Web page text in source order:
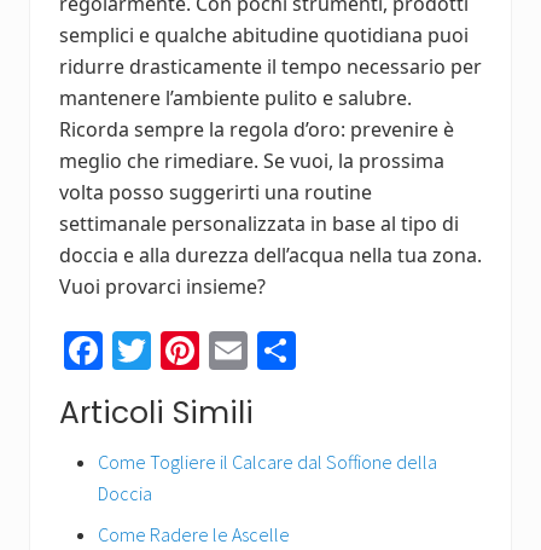
semplici e qualche abitudine quotidiana puoi
ridurre drasticamente il tempo necessario per
mantenere l’ambiente pulito e salubre.
Ricorda sempre la regola d’oro: prevenire è
meglio che rimediare. Se vuoi, la prossima
volta posso suggerirti una routine
settimanale personalizzata in base al tipo di
doccia e alla durezza dell’acqua nella tua zona.
Vuoi provarci insieme?
Fa
ce
b
o
ok
T
wi
tt
er
Pi
er
es
E
m
ail
di
Articoli Simili
Come Togliere il Calcare dal Soffione della
Doccia
Come Radere le Ascelle